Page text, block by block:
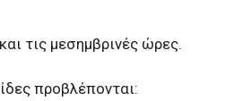
τις μεσημβρινές ώρες.
προβλέπονται: